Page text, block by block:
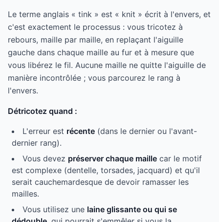
Le terme anglais « tink » est « knit » écrit à l'envers, et
c'est exactement le processus : vous tricotez à
rebours, maille par maille, en replaçant l'aiguille
gauche dans chaque maille au fur et à mesure que
vous libérez le fil. Aucune maille ne quitte l'aiguille de
manière incontrôlée ; vous parcourez le rang à
l'envers.
Détricotez quand :
L'erreur est récente (dans le dernier ou l'avant-
dernier rang).
Vous devez préserver chaque maille car le motif
est complexe (dentelle, torsades, jacquard) et qu'il
serait cauchemardesque de devoir ramasser les
mailles.
Vous utilisez une laine glissante ou qui se